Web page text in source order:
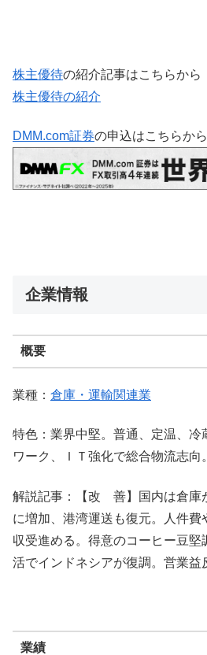
株主優待の紹介記事はこちらから
株主優待の紹介
DMM.com証券の申込はこちらから
企業情報
概要
業種： 倉庫・運輸関連業
特色：業界中堅。普通、定温、冷
ワーク、ＩＴ強化で総合物流志向
解説記事：【改 善】国内は倉庫
に増加、港湾運送も復元。人件費
収受進める。得意のコーヒー豆堅
活でインドネシアが復調。営業益
業績